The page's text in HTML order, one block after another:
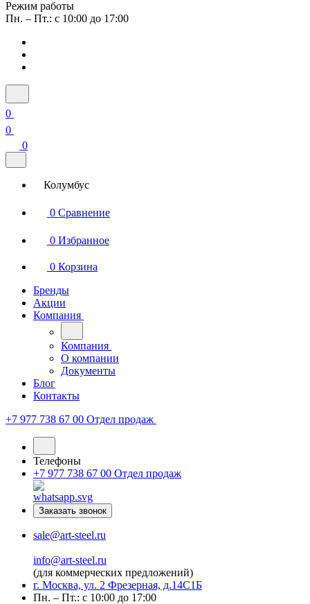
Режим работы
Пн. – Пт.: с 10:00 до 17:00
0
0
0
Колумбус
0 Сравнение
0 Избранное
0 Корзина
Бренды
Акции
Компания
Компания
О компании
Документы
Блог
Контакты
+7 977 738 67 00 Отдел продаж
Телефоны
+7 977 738 67 00 Отдел продаж
Заказать звонок
sale@art-steel.ru
info@art-steel.ru
(для коммерческих предложений)
г. Москва, ул. 2 Фрезерная, д.14С1Б
Пн. – Пт.: с 10:00 до 17:00